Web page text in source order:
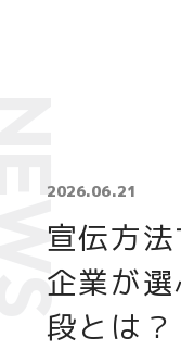
2026.06.21
宣伝方
企業が
段とは？